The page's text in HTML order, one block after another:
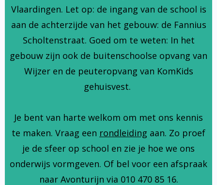
Vlaardingen. Let op: de ingang van de school is
aan de achterzijde van het gebouw: de Fannius
Scholtenstraat. Goed om te weten: In het
gebouw zijn ook de buitenschoolse opvang van
Wijzer en de peuteropvang van KomKids
gehuisvest.
Je bent van harte welkom om met ons kennis
te maken. Vraag een rondleiding aan. Zo proef
je de sfeer op school en zie je hoe we ons
onderwijs vormgeven. Of bel voor een afspraak
naar Avonturijn via 010 470 85 16.